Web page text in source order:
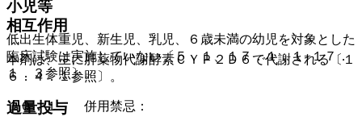
小児等
低出生体重児、新生児、乳児、６歳未満の幼児を対象とした
臨床試験は実施していない〔５．１、１７．１．１−１７．
１．３参照〕。
過量投与
相互作用
本剤は、主に肝薬物代謝酵素ＣＹＰ２Ｄ６で代謝される〔１
６．４．１参照〕。
１０．１． 併用禁忌：